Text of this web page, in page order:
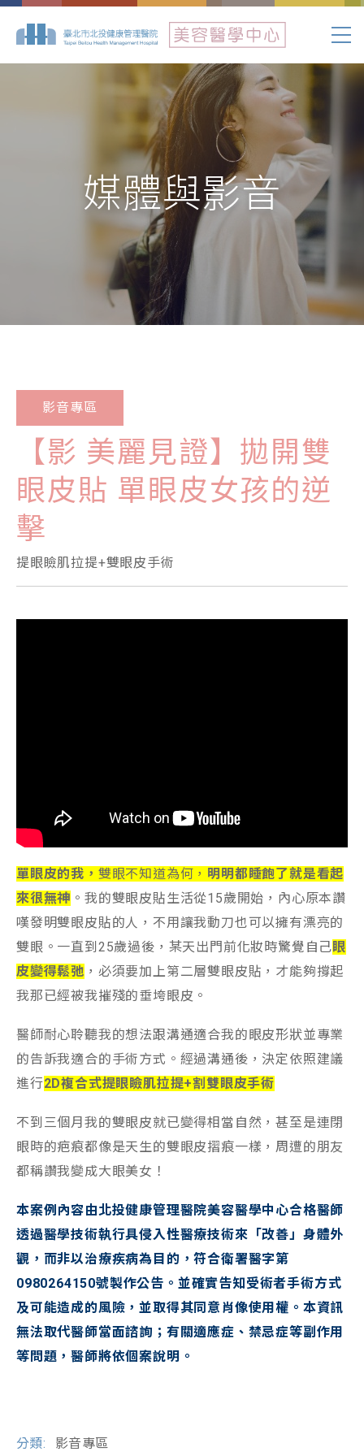
媒體與影音
影音專區
【影 美麗見證】拋開雙
眼皮貼 單眼皮女孩的逆
擊
提眼瞼肌拉提+雙眼皮手術
單眼皮的我， 雙眼不知道為何， 明明都睡飽了就是看起
來很無神 。我的雙眼皮貼生活從15歲開始，內心原本讚
嘆發明雙眼皮貼的人，不用讓我動刀也可以擁有漂亮的
雙眼。一直到25歲過後，某天出門前化妝時驚覺自己眼
皮變得鬆弛 ，必須要加上第二層雙眼皮貼，才能夠撐起
我那已經被我摧殘的垂垮眼皮。
醫師耐心聆聽我的想法跟溝通適合我的眼皮形狀並專業
的告訴我適合的手術方式。經過溝通後，決定依照建議
進行2D複合式提眼瞼肌拉提+割雙眼皮手術
不到三個月我的雙眼皮就已變得相當自然，甚至是連閉
眼時的疤痕都像是天生的雙眼皮摺痕一樣，周遭的朋友
都稱讚我變成大眼美女！
本案例內容由北投健康管理醫院美容醫學中心合格醫師
透過醫學技術執行具侵入性醫療技術來「改善」身體外
觀，而非以治療疾病為目的，符合衛署醫字第
0980264150號製作公告。並確實告知受術者手術方式
及可能造成的風險，並取得其同意肖像使用權。本資訊
無法取代醫師當面諮詢；有關適應症、禁忌症等副作用
等問題，醫師將依個案說明。
分類: 影音專區